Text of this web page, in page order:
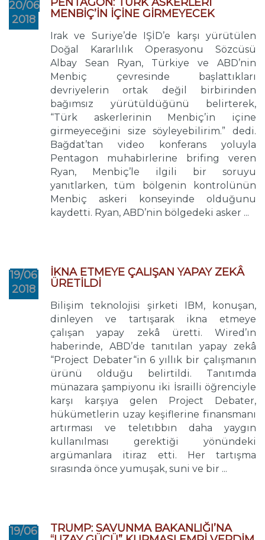
20/06
2018
MENBİÇ’İN İÇİNE GİRMEYECEK
Irak ve Suriye’de IŞİD’e karşı yürütülen
Doğal Kararlılık Operasyonu Sözcüsü
Albay Sean Ryan, Türkiye ve ABD’nin
Menbiç çevresinde başlattıkları
devriyelerin ortak değil birbirinden
bağımsız yürütüldüğünü belirterek,
“Türk askerlerinin Menbiç’in içine
girmeyeceğini size söyleyebilirim.” dedi.
Bağdat’tan video konferans yoluyla
Pentagon muhabirlerine brifing veren
Ryan, Menbiç’le ilgili bir soruyu
yanıtlarken, tüm bölgenin kontrolünün
Menbiç askeri konseyinde olduğunu
kaydetti. Ryan, ABD’nin bölgedeki asker ...
19/06
2018
İKNA ETMEYE ÇALIŞAN YAPAY ZEKÂ
ÜRETİLDİ
Bilişim teknolojisi şirketi IBM, konuşan,
dinleyen ve tartışarak ikna etmeye
çalışan yapay zekâ üretti. Wired’ın
haberinde, ABD’de tanıtılan yapay zekâ
“Project Debater“in 6 yıllık bir çalışmanın
ürünü olduğu belirtildi. Tanıtımda
münazara şampiyonu iki İsrailli öğrenciyle
karşı karşıya gelen Project Debater,
hükümetlerin uzay keşiflerine finansmanı
artırması ve teletıbbın daha yaygın
kullanılması gerektiği yönündeki
argümanlara itiraz etti. Her tartışma
sırasında önce yumuşak, suni ve bir ...
19/06
TRUMP: SAVUNMA BAKANLIĞI’NA